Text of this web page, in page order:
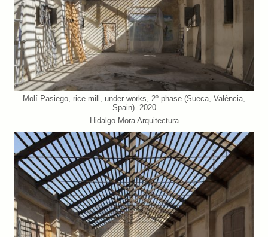
Molí Pasiego, rice mill, under works, 2º phase (Sueca, València,
Spain). 2020
Hidalgo Mora Arquitectura